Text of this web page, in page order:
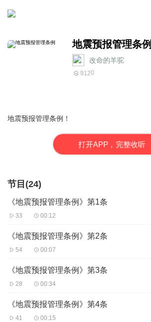
地震预报管理条例
改命的羊驼
9120
地震预报管理条例！
打开APP，完整收听
节目(24)
《地震预报管理条例》第1条
33 00:12
《地震预报管理条例》第2条
54 00:07
《地震预报管理条例》第3条
28 00:34
《地震预报管理条例》第4条
41 00:15